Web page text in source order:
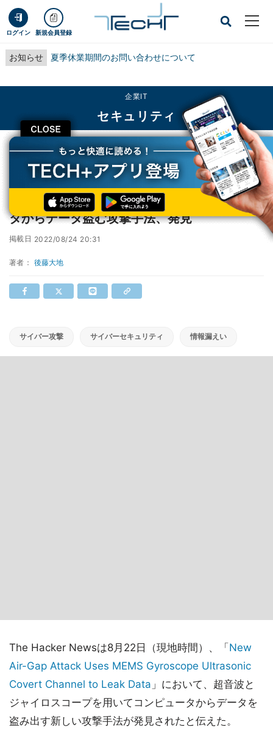
ログイン 新規会員登録
お知らせ 夏季休業期間のお問い合わせについて
CLOSE
企業IT
セキュリティ
TECH+ 企業IT
セキュリティ
超音波用いてエアギャップされたコンピュータからデータ盗む攻撃手法、発見
超音波用いてエアギャップされたコンピュー
タからデータ盗む攻撃手法、発見
掲載日 2022/08/24 20:31
著者： 後藤大地
サイバー攻撃 サイバーセキュリティ 情報漏えい
The Hacker Newsは8月22日（現地時間）、「 New
Air-Gap Attack Uses MEMS Gyroscope Ultrasonic
Covert Channel to Leak Data 」において、超音波と
ジャイロスコープを用いてコンピュータからデータを
盗み出す新しい攻撃手法が発見されたと伝えた。